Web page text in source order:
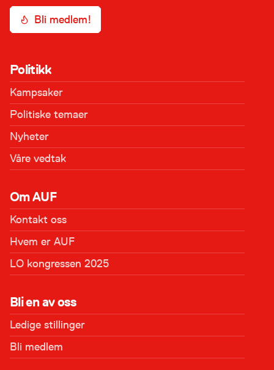
Bli medlem!
Politikk
Kampsaker
Politiske temaer
Nyheter
Våre vedtak
Om AUF
Kontakt oss
Hvem er AUF
LO kongressen 2025
Bli en av oss
Ledige stillinger
Bli medlem